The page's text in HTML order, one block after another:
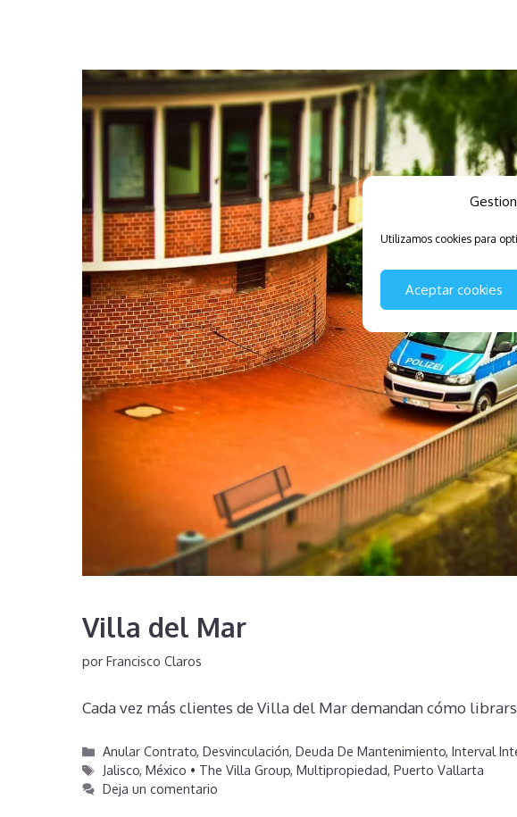
Utilizamos cookies para
Aceptar cookies
Villa del Mar
por Francisco Claros
Cada vez más clientes de Villa del Mar demandan cómo
Categorías
Anular Contrato,Desvinculación,Deuda De Mantenimiento,Interval
Etiquetas
Jalisco,México • The Villa Group,Multipropiedad,Puerto Vallarta
Deja un comentario